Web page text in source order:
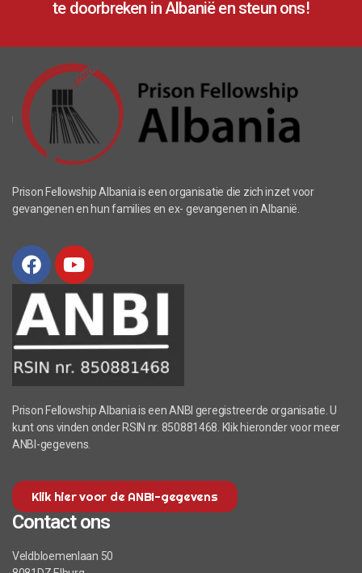
te doorbreken in Albanië en steun ons!
Prison Fellowship Albania is een organisatie die zich inzet voor
gevangenen en hun families en ex- gevangenen in Albanië.
Prison Fellowship Albania is een ANBI geregistreerde organisatie. U
kunt ons vinden onder RSIN nr. 850881468. Klik hieronder voor meer
ANBI-gegevens.
Klik hier voor de ANBI-gegevens
Contact ons
Veldbloemenlaan 50